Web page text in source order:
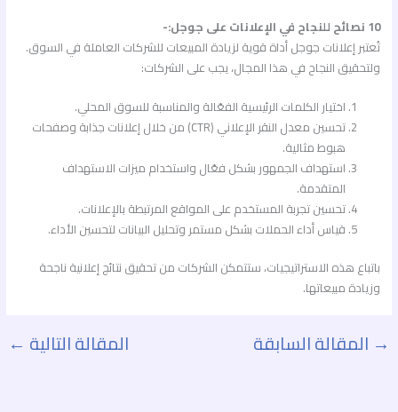
10 نصائح للنجاح في الإعلانات على جوجل:-
تُعتبر إعلانات جوجل أداة قوية لزيادة المبيعات للشركات العاملة في السوق.
ولتحقيق النجاح في هذا المجال، يجب على الشركات:
اختيار الكلمات الرئيسية الفعّالة والمناسبة للسوق المحلي.
تحسين معدل النقر الإعلاني (CTR) من خلال إعلانات جذابة وصفحات
هبوط مثالية.
استهداف الجمهور بشكل فعّال واستخدام ميزات الاستهداف
المتقدمة.
تحسين تجربة المستخدم على المواقع المرتبطة بالإعلانات.
قياس أداء الحملات بشكل مستمر وتحليل البيانات لتحسين الأداء.
باتباع هذه الاستراتيجيات، ستتمكن الشركات من تحقيق نتائج إعلانية ناجحة
وزيادة مبيعاتها.
→ المقالة السابقة المقالة التالية ←